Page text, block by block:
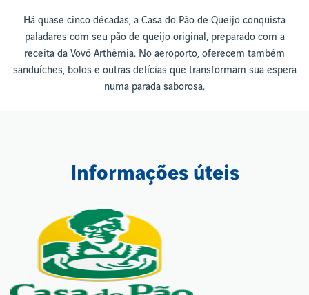
Há quase cinco décadas, a Casa do Pão de Queijo conquista
paladares com seu pão de queijo original, preparado com a
receita da Vovó Arthêmia. No aeroporto, oferecem também
sanduíches, bolos e outras delícias que transformam sua espera
numa parada saborosa.
Informações úteis